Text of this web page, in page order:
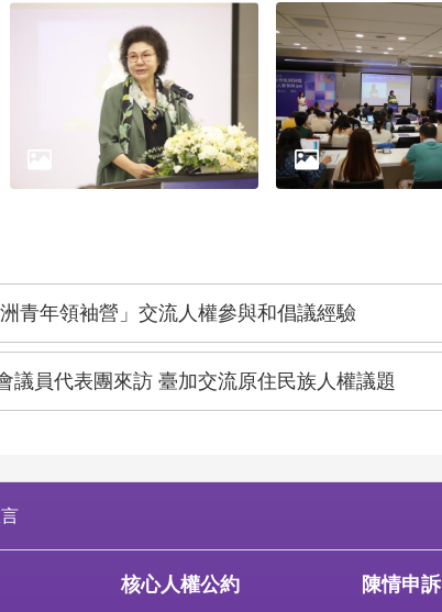
青年領袖營」交流人權參與和倡議經驗
議員代表團來訪 臺加交流原住民族人權議題
核心人權公約 陳情申訴